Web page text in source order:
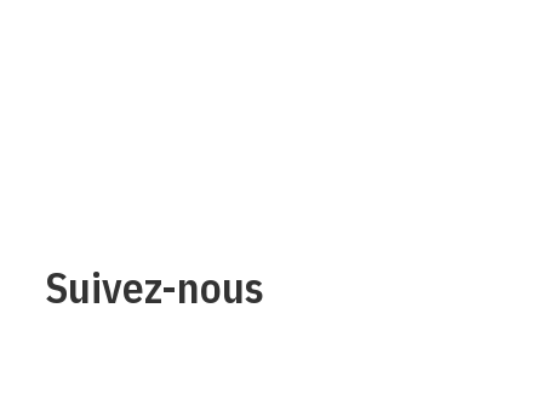
Suivez-nous